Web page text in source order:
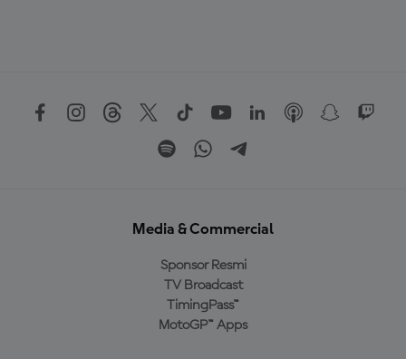
Media & Commercial
Sponsor Resmi
TV Broadcast
TimingPass™
MotoGP™ Apps